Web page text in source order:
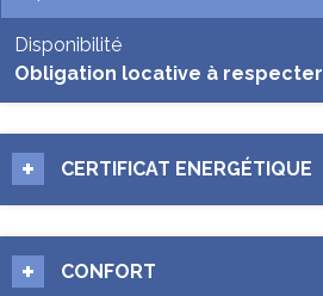
Disponibilité
Obligation locative à respecter
CERTIFICAT ENERGÉTIQUE
CONFORT